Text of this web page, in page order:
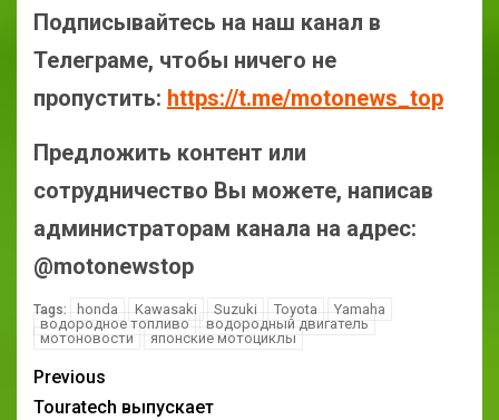
Подписывайтесь на наш канал в
Телеграме, чтобы ничего не
пропустить: https://t.me/motonews_top
Предложить контент или
сотрудничество Вы можете, написав
администраторам канала на адрес:
@motonewstop
Tags: honda Kawasaki Suzuki Toyota
Yamaha
водородное топливо
водородный двигатель
мотоновости
японские мотоциклы
Previous
Touratech выпускает